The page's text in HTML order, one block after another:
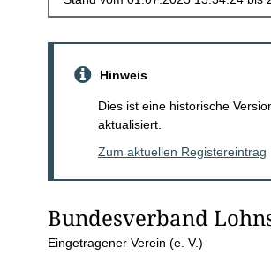
e
Hinweis
Dies ist eine historische
aktualisiert.
Zum aktuellen Registereintrag
Bundesverband
Eingetragener Verein (e. V.)